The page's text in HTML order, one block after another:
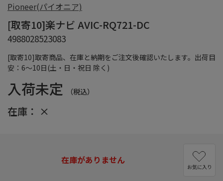
[取寄10]取寄商品、在庫と納期をご注文後確認いたします。出荷目
安：6～10日(土・日・祝日 除く)
Pioneer(パイオニア)
[取寄10]楽ナビ AVIC-RQ721-DC
4988028523083
入荷未定 （税込）
在庫： ×
在庫がありません
お気に入り